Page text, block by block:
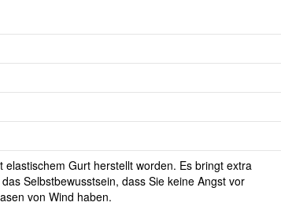
elastischem Gurt herstellt worden. Es bringt extra
Selbstbewusstsein, dass Sie keine Angst vor
von Wind haben.